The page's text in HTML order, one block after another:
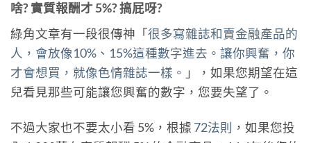
啥? 實質報酬才 5%? 搞屁呀?
綠角文章有一段很傳神「很多寫雜誌和賣金融產品的
人，會放像10%、15%這種數字進去。讓你興奮，你
才會想買，就像色情雜誌一樣。 」，如果您期望在這
兒看見那些可能讓您興奮的數字，您要失望了。
不過大家也不要太小看 5%，根據 72法則 ，如果您投